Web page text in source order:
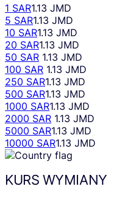
1 SAR1.13 JMD
5 SAR1.13 JMD
10 SAR1.13 JMD
20 SAR1.13 JMD
50 SAR 1.13 JMD
100 SAR 1.13 JMD
250 SAR1.13 JMD
500 SAR1.13 JMD
1000 SAR1.13 JMD
2000 SAR 1.13 JMD
5000 SAR1.13 JMD
10000 SAR1.13 JMD
KURS WYMIANY